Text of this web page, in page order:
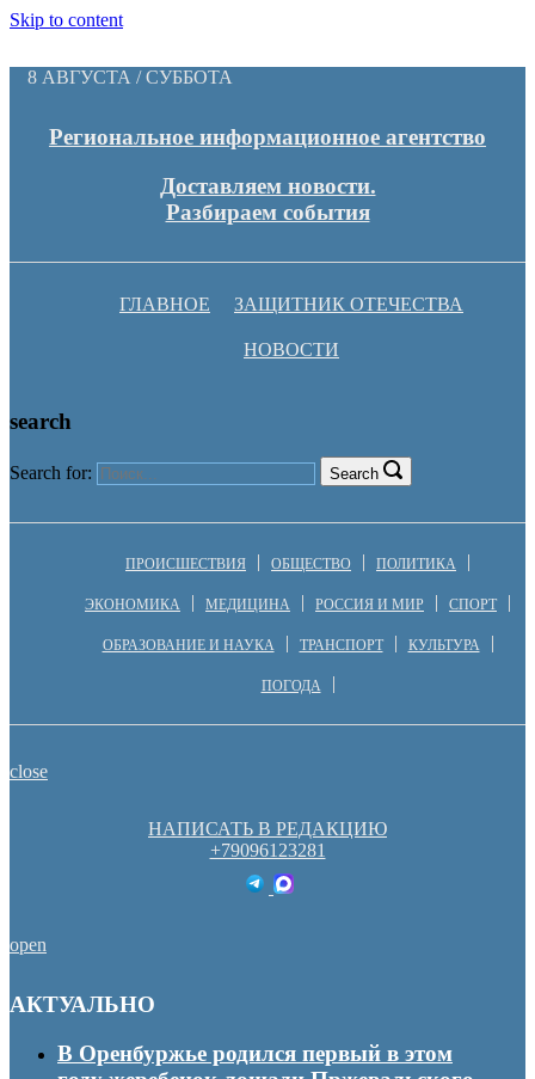
Skip to content
8 АВГУСТА / СУББОТА
Региональное информационное агентство
Доставляем новости.
Разбираем события
ГЛАВНОЕ ЗАЩИТНИК ОТЕЧЕСТВА
НОВОСТИ
search
Search for: Search
ПРОИСШЕСТВИЯ ОБЩЕСТВО ПОЛИТИКА
ЭКОНОМИКА МЕДИЦИНА РОССИЯ И МИР СПОРТ
ОБРАЗОВАНИЕ И НАУКА ТРАНСПОРТ КУЛЬТУРА
ПОГОДА
close
НАПИСАТЬ В РЕДАКЦИЮ
+79096123281
open
АКТУАЛЬНО
В Оренбуржье родился первый в этом